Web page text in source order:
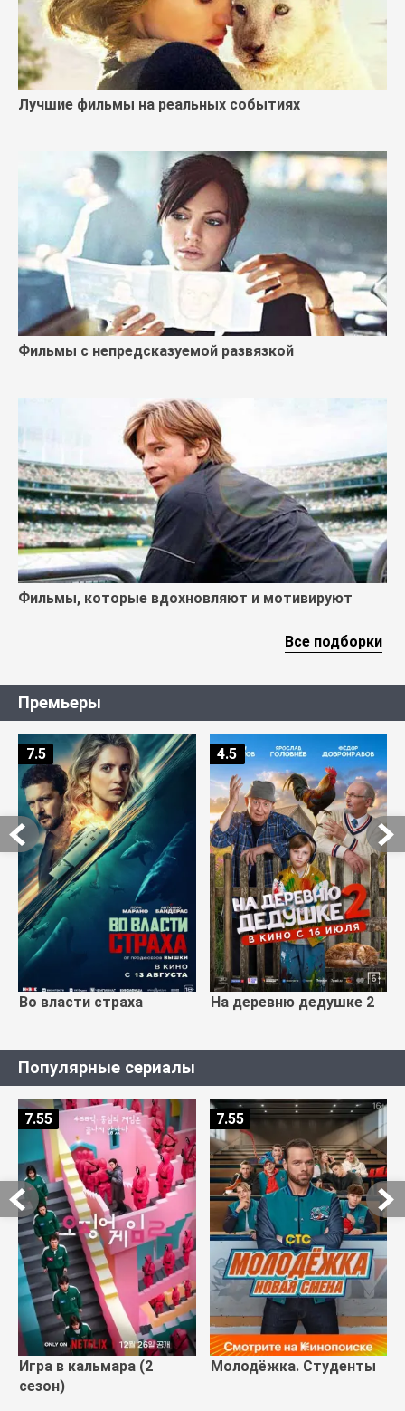
Лучшие фильмы на реальных событиях
Фильмы с непредсказуемой развязкой
Фильмы, которые вдохновляют и мотивируют
Все подборки
Премьеры
Во власти страха
7.5
На деревню дедушке 2
4.5
Популярные сериалы
Игра в кальмара (2
сезон)
7.55
Молодёжка. Студенты
7.55